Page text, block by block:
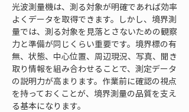
光波測量機は、測る対象が明確であれば効率
よくデータを取得できます。しかし、境界測
量では、測る対象を見落とさないための観察
力と準備が同じくらい重要です。境界標の有
無、状態、中心位置、周辺現況、写真、聞き
取り情報を組み合わせることで、測定データ
の説明力が高まります。作業前に確認の視点
を持っておくことが、境界測量の品質を支え
る基本になります。